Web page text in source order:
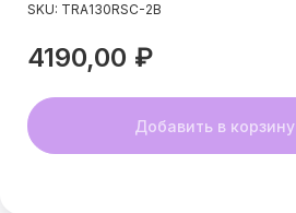
SKU: TRA130RSC-2B
4190,00 ₽
Добавить в корзину